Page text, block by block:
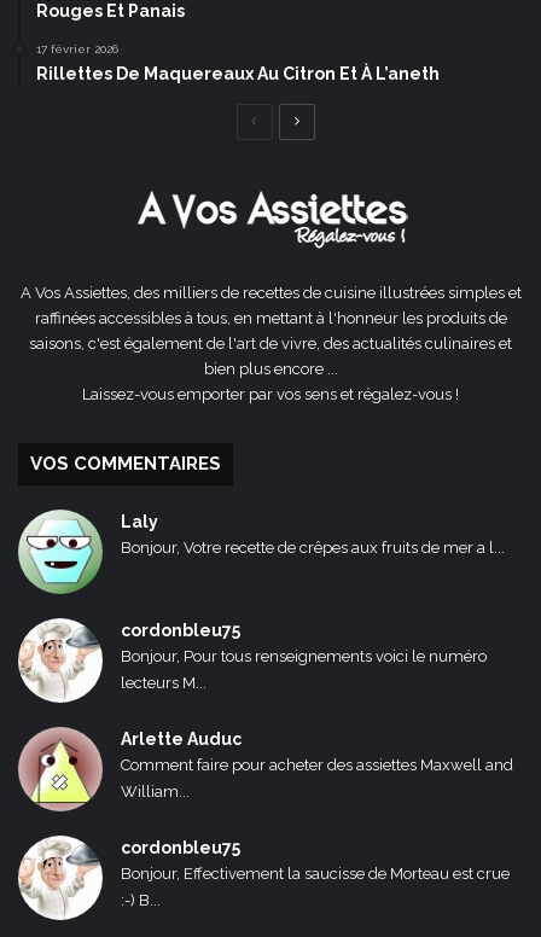
Rouges Et Panais
17 février 2026
Rillettes De Maquereaux Au Citron Et À L’aneth
Page
A Vos Assiettes, des milliers de recettes de cuisine illustrées simples et
raffinées accessibles à tous, en mettant à l'honneur les produits de
saisons, c'est également de l'art de vivre, des actualités culinaires et
bien plus encore ...
Laissez-vous emporter par vos sens et régalez-vous !
VOS COMMENTAIRES
Laly
Bonjour, Votre recette de crêpes aux fruits de mer a l...
cordonbleu75
Bonjour, Pour tous renseignements voici le numéro
lecteurs M...
Arlette Auduc
Comment faire pour acheter des assiettes Maxwell and
William...
cordonbleu75
Bonjour, Effectivement la saucisse de Morteau est crue
:-) B...